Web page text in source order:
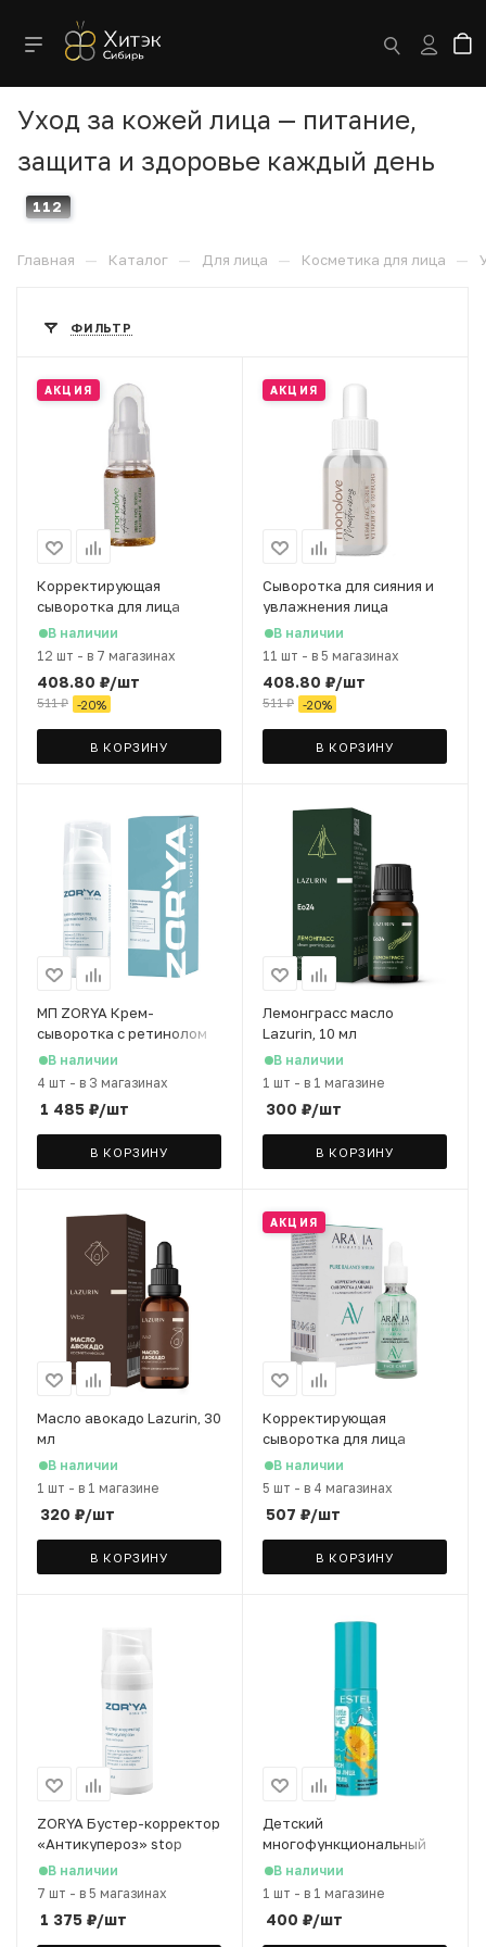
Уход за кожей лица — питание,
защита и здоровье каждый день
112
Главная — Каталог — Для лица — Косметика для лица —
ФИЛЬТР
АКЦИЯ
Корректирующая
сыворотка для лица
Monolove Vegan
"Niacinamide, Cica", 30 мл
В наличии
12 шт - в 7 магазинах
408.80 ₽/шт
511₽ -20%
В КОРЗИНУ
АКЦИЯ
Сыворотка для сияния и
увлажнения лица
Monolove Vegan "Vitamin
C, Kombucha", 30 мл
В наличии
11 шт - в 5 магазинах
408.80 ₽/шт
511₽ -20%
В КОРЗИНУ
МП ZORYA Крем-
сыворотка с ретинолом
0,25% retinol therapy, 50
мл
В наличии
4 шт - в 3 магазинах
1 485 ₽/шт
В КОРЗИНУ
Лемонграсс масло
Lazurin, 10 мл
В наличии
1 шт - в 1 магазине
300 ₽/шт
В КОРЗИНУ
Масло авокадо Lazurin, 30
мл
В наличии
1 шт - в 1 магазине
320 ₽/шт
В КОРЗИНУ
АКЦИЯ
Корректирующая
сыворотка для лица
ARAVIA Laboratories с
салициловой кислотой,
В наличии
5 шт - в 4 магазинах
507 ₽/шт
В КОРЗИНУ
ZORYA Бустер-корректор
«Антикупероз» stop
redness, 50 мл
В наличии
7 шт - в 5 магазинах
1 375 ₽/шт
Детский
многофункциональный
крем для лица и тела
Little Me 8 в 1, 100 мл
В наличии
1 шт - в 1 магазине
400 ₽/шт